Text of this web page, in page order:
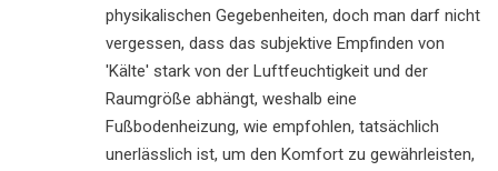
physikalischen Gegebenheiten, doch man darf nicht
vergessen, dass das subjektive Empfinden von
'Kälte' stark von der Luftfeuchtigkeit und der
Raumgröße abhängt, weshalb eine
Fußbodenheizung, wie empfohlen, tatsächlich
unerlässlich ist, um den Komfort zu gewährleisten,